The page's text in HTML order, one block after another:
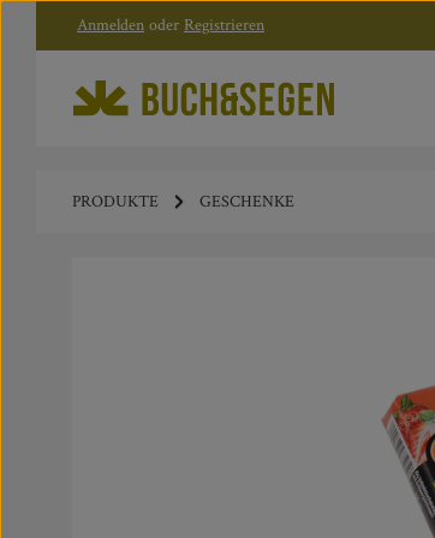
Zum Hauptinhalt springen
Zur Hauptnavigation springen
Anmelden oder Registrieren
PRODUKTE GESCHENKE